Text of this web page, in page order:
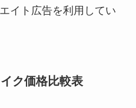
イト広告を利用してい
ク価格比較表